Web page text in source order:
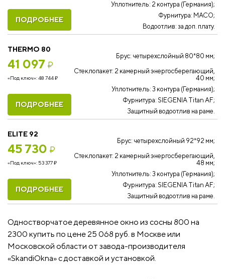
Уплотнитель: 2 контура (Германия);
Фурнитура: MACO;
Водоотлив: за доп. плату.
ПОДРОБНЕЕ
THERMO 80
41 097 ₽
«Под ключ»:48 744₽
Брус: четырехслойный 80*80 мм;
Стеклопакет: 2 камерный энергосберегающий,
40 мм;
Уплотнитель: 3 контура (Германия);
Фурнитура: SIEGENIA Titan AF;
Защитный водоотлив на раме.
ПОДРОБНЕЕ
ELITE 92
45 730 ₽
«Под ключ»: 53 377₽
Брус: четырехслойный 92*92 мм;
Стеклопакет: 2 камерный энергосберегающий,
48 мм;
Уплотнитель: 3 контура (Германия);
Фурнитура: SIEGENIA Titan AF;
Защитный водоотлив на раме.
ПОДРОБНЕЕ
Одностворчатое деревянное окно из сосны 800 на
2300 купить по цене 25 068 руб. в Москве или
Московской области от завода-производителя
«SkandiOkna» с доставкой и установкой.